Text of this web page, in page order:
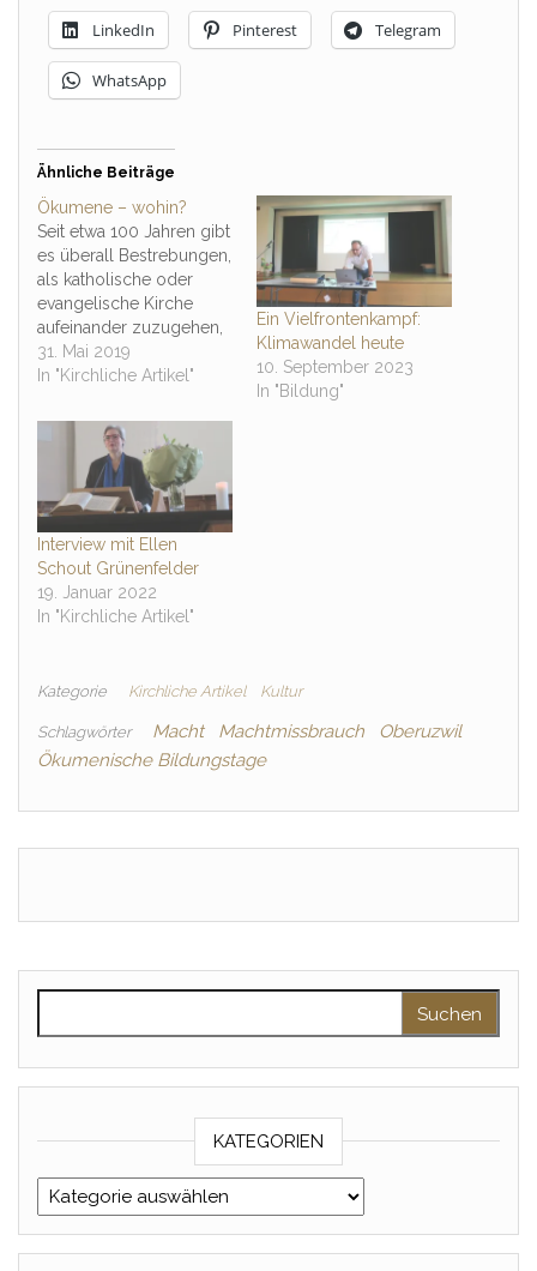
LinkedIn Pinterest Telegram
WhatsApp
Ähnliche Beiträge
Ökumene – wohin?
Seit etwa 100 Jahren gibt
es überall Bestrebungen,
als katholische oder
evangelische Kirche
aufeinander zuzugehen,
Ökumene zu leben. An
der Basis wird Ökumene
31. Mai 2019
In "Kirchliche Artikel"
Ein Vielfrontenkampf:
Klimawandel heute
10. September 2023
In "Bildung"
Interview mit Ellen
Schout Grünenfelder
19. Januar 2022
In "Kirchliche Artikel"
Kategorie Kirchliche Artikel Kultur
Schlagwörter Macht Machtmissbrauch
Oberuzwil
Ökumenische Bildungstage
KATEGORIEN
Kategorien